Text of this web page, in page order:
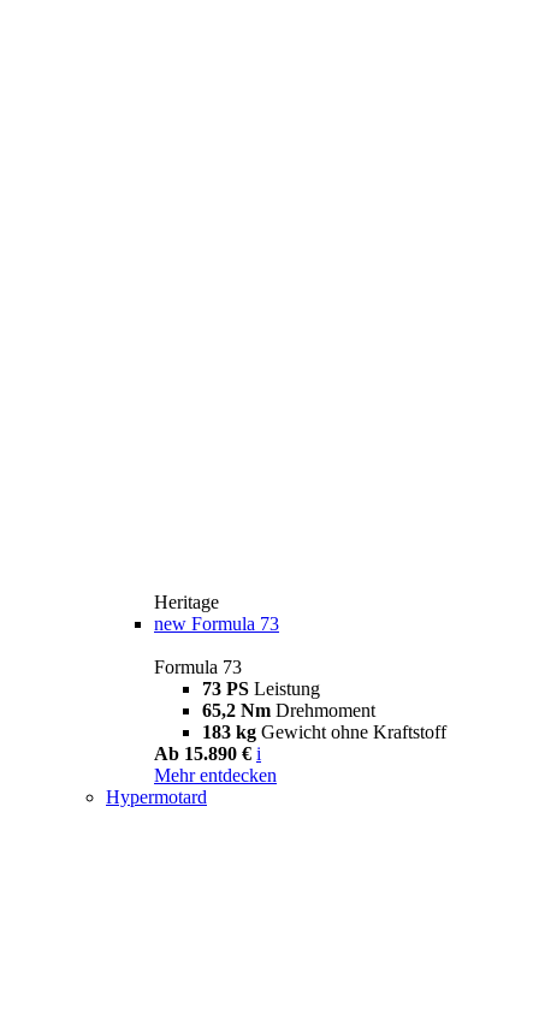
Heritage
new Formula 73
Formula 73
73 PS Leistung
65,2 Nm Drehmoment
183 kg Gewicht ohne Kraftstoff
Ab 15.890 € i
Mehr entdecken
Hypermotard